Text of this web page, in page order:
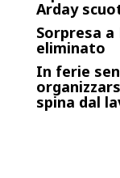
Arday
Sorpresa
eliminato
In ferie
spina dal